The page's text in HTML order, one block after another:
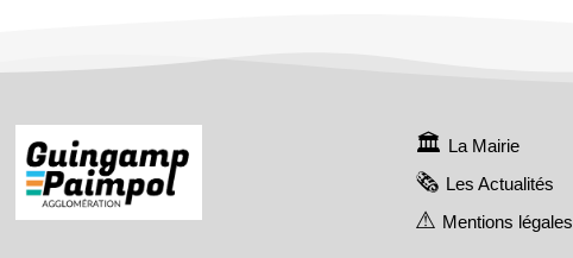
La Mairie
Les Actualités
Mentions légales